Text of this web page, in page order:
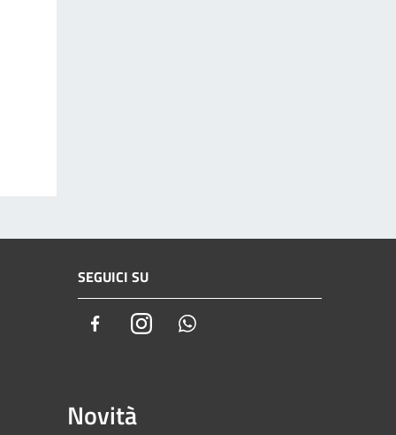
SEGUICI SU
FacebookInstagram
Novità